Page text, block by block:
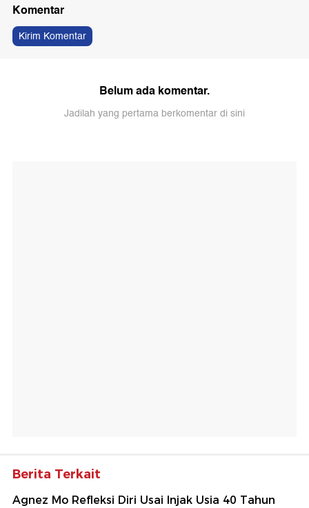
Komentar
Kirim Komentar
Belum ada komentar.
Jadilah yang pertama berkomentar di sini
Berita Terkait
Agnez Mo Refleksi Diri Usai Injak Usia 40 Tahun